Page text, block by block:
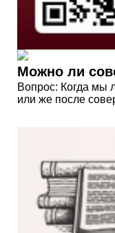
Можно ли
Вопрос: Когда мы
или же после